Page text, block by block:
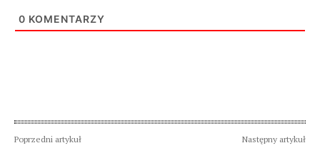
0 KOMENTARZY
Poprzedni artykuł Następny artykuł